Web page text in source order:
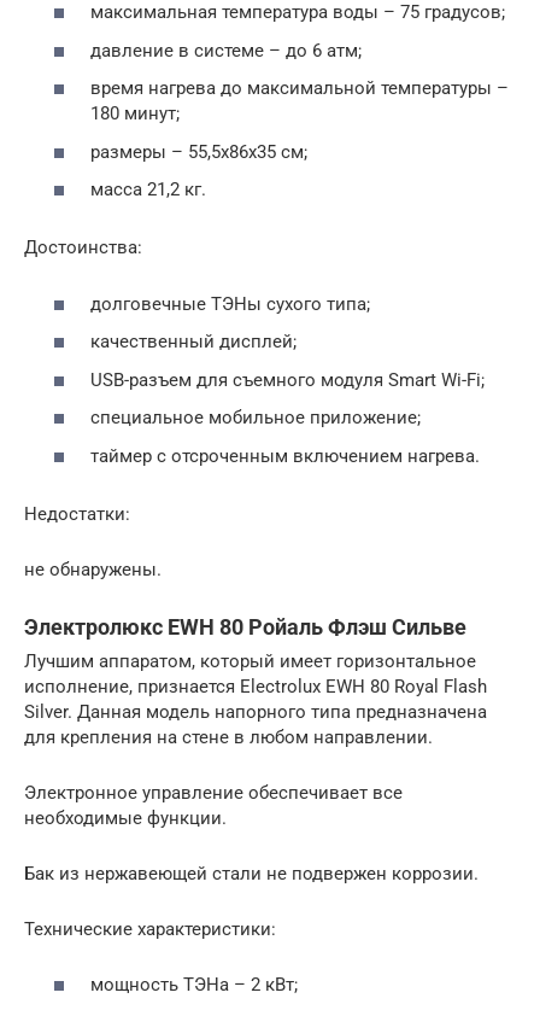
максимальная температура воды – 75 градусов;
давление в системе – до 6 атм;
время нагрева до максимальной температуры –
180 минут;
размеры – 55,5х86х35 см;
масса 21,2 кг.
Достоинства:
долговечные ТЭНы сухого типа;
качественный дисплей;
USB-разъем для съемного модуля Smart Wi-Fi;
специальное мобильное приложение;
таймер с отсроченным включением нагрева.
Недостатки:
не обнаружены.
Электролюкс EWH 80 Ройаль Флэш Сильве
Лучшим аппаратом, который имеет горизонтальное
исполнение, признается Electrolux EWH 80 Royal Flash
Silver. Данная модель напорного типа предназначена
для крепления на стене в любом направлении.
Электронное управление обеспечивает все
необходимые функции.
Бак из нержавеющей стали не подвержен коррозии.
Технические характеристики:
мощность ТЭНа – 2 кВт;